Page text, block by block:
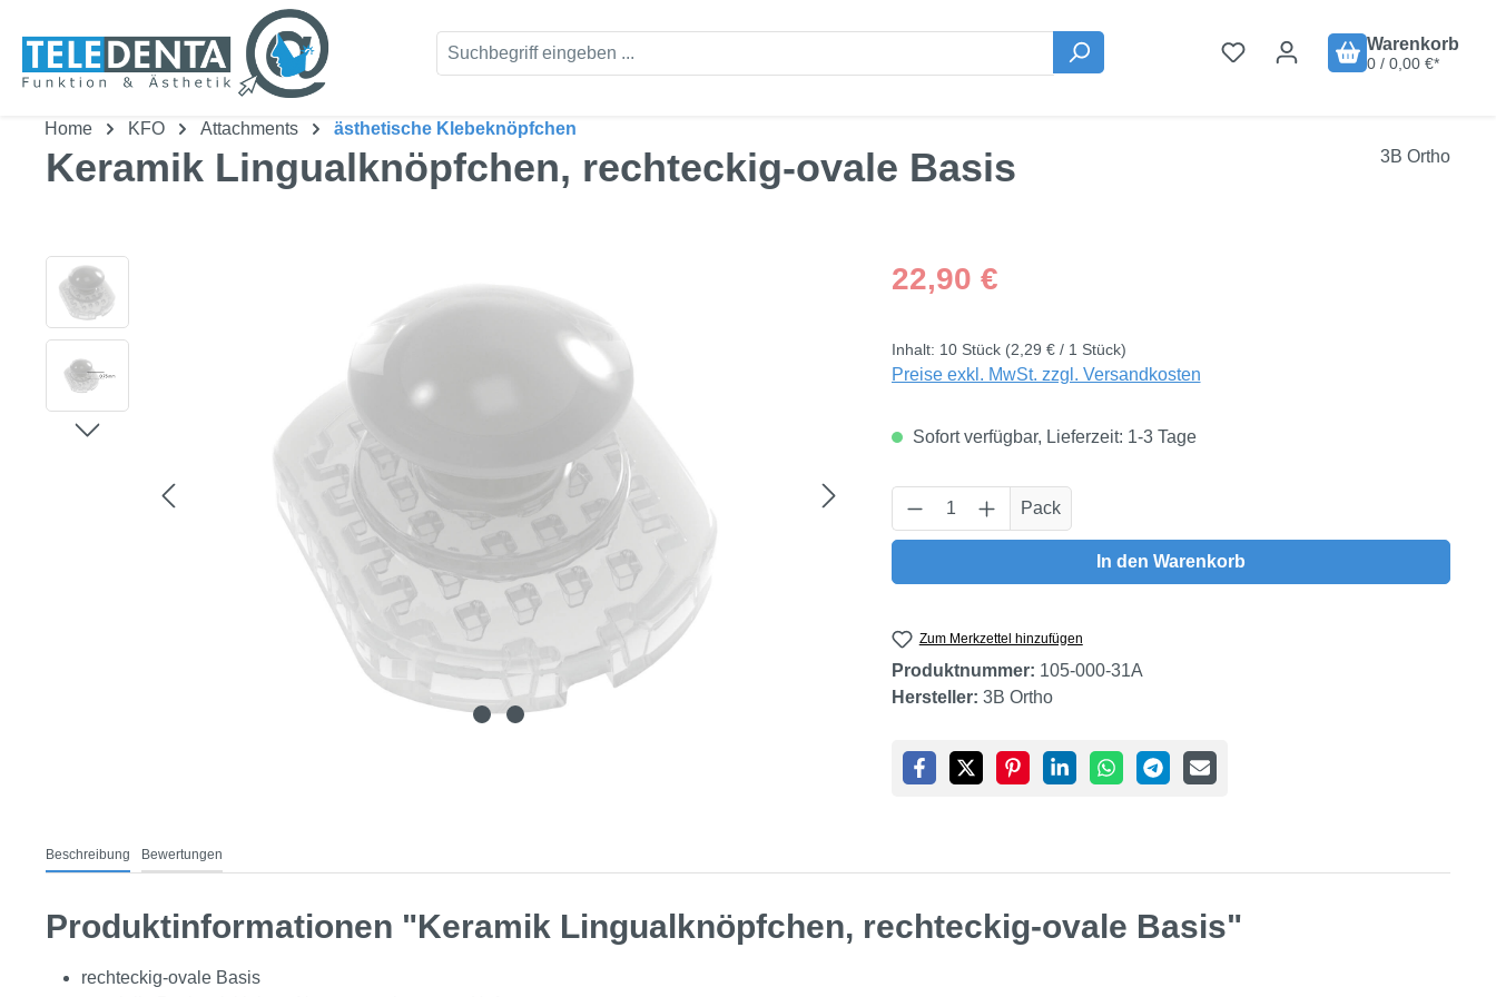
Warenkorb
0 / 0,00 €*
Home KFO Attachments ästhetische Klebeknöpfchen
Keramik Lingualknöpfchen, rechteckig-ovale Basis 3B Ortho
Bildergalerie überspringen Regulärer Preis:
22,90 €
Inhalt: 10 Stück (2,29 € / 1 Stück)
Preise exkl. MwSt. zzgl. Versandkosten
Sofort verfügbar, Lieferzeit: 1-3 Tage
Produkt Anzahl: Gib den gewünschten Wert ein
Pack
In den Warenkorb
Zum Merkzettel hinzufügen
Produktnummer: 105-000-31A
Hersteller: 3B Ortho
Beschreibung Bewertungen
Produktinformationen "Keramik Lingualknöpfchen, rechteckig-ovale Basis"
rechteckig-ovale Basis